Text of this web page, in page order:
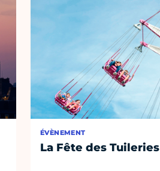
ÉVÈNEMENT
La Fête des Tuileries